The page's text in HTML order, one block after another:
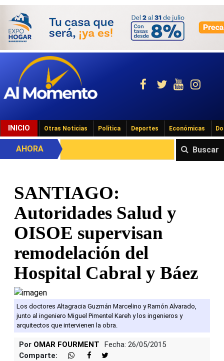
INICIO Otras Noticias Política Deportes Económicas
Buscar
AHORA
SANTIAGO:
Autoridades Salud y
OISOE supervisan
remodelación del
Hospital Cabral y Báez
Los doctores Altagracia Guzmán Marcelino y Ramón Alvarado,
junto al ingeniero Miguel Pimentel Kareh y los ingenieros y
arquitectos que intervienen la obra.
Por OMAR FOURMENT
Fecha: 26/05/2015
Comparte: